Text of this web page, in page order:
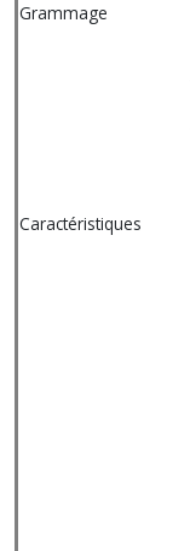
Grammage
Caractéristiques